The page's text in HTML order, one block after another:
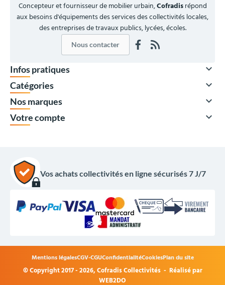
9 439,00 €HT
Coloris Procity :
Concepteur et fournisseur de mobilier urbain,Cofradisrépond
aux besoins d'équipements des services des collectivités locales,
des entreprises de travaux publics, lycées, écoles.
Nous contacter
Infos pratiques 
Catégories 
Nos marques 
Votre compte 
Vos achats collectivités en ligne sécurisés 7 J/7
© Copyright 2017 - 2026,Cofradis Collectivités - Réalisé par
WEB2DO
Mentions légalesCGV-CGUConfidentialitéCookiesPlan du site